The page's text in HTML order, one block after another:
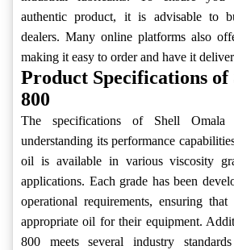
authentic product, it is advisable to
dealers. Many online platforms also
making it easy to order and have it
Product Specifications
800
The specifications of Shell
understanding its performance
oil is available in various viscosity
applications. Each grade has been
operational requirements, ensuring
appropriate oil for their equipment.
800 meets several industry